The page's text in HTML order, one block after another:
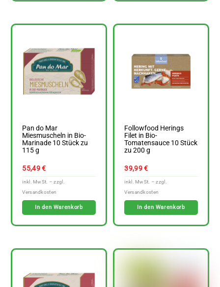
Pan do Mar
Miesmuscheln in Bio-
Marinade 10 Stück zu
115 g
55,49€
In den Warenkorb
Followfood Herings
Filet in Bio-
Tomatensauce 10 Stück
zu 200 g
39,99€
In den Warenkorb